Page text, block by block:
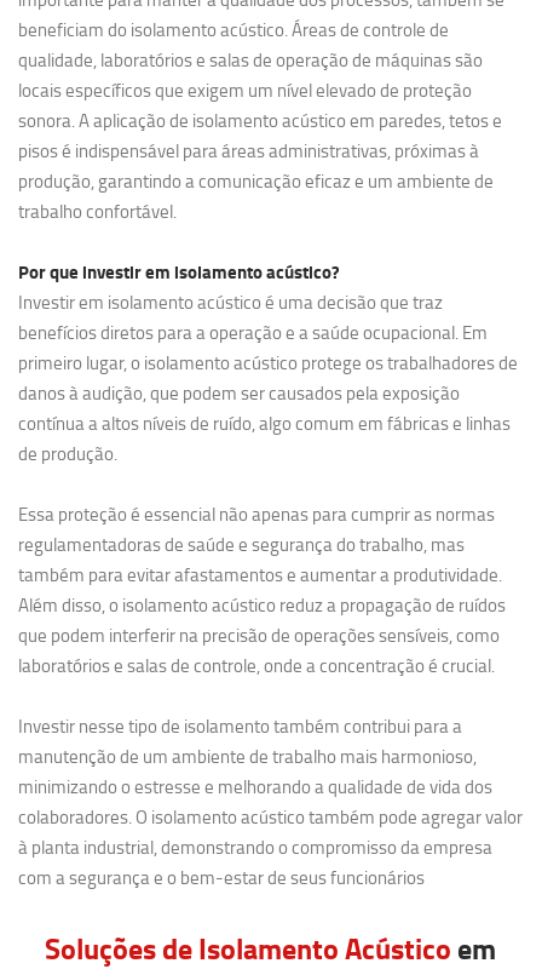
beneficiam do isolamento acústico. Áreas de controle de
qualidade, laboratórios e salas de operação de máquinas são
locais específicos que exigem um nível elevado de proteção
sonora. A aplicação de isolamento acústico em paredes, tetos e
pisos é indispensável para áreas administrativas, próximas à
produção, garantindo a comunicação eficaz e um ambiente de
trabalho confortável.
Por que investir em isolamento acústico?
Investir em isolamento acústico é uma decisão que traz
benefícios diretos para a operação e a saúde ocupacional. Em
primeiro lugar, o isolamento acústico protege os trabalhadores de
danos à audição, que podem ser causados pela exposição
contínua a altos níveis de ruído, algo comum em fábricas e linhas
de produção.
Essa proteção é essencial não apenas para cumprir as normas
regulamentadoras de saúde e segurança do trabalho, mas
também para evitar afastamentos e aumentar a produtividade.
Além disso, o isolamento acústico reduz a propagação de ruídos
que podem interferir na precisão de operações sensíveis, como
laboratórios e salas de controle, onde a concentração é crucial.
Investir nesse tipo de isolamento também contribui para a
manutenção de um ambiente de trabalho mais harmonioso,
minimizando o estresse e melhorando a qualidade de vida dos
colaboradores. O isolamento acústico também pode agregar valor
à planta industrial, demonstrando o compromisso da empresa
com a segurança e o bem-estar de seus funcionários
Soluções de Isolamento Acústico em